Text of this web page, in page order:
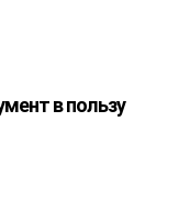
в пользу